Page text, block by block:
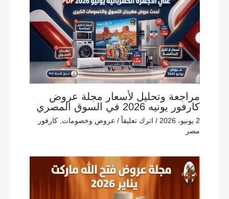
مراجعة وتحليل لأسعار مجلة عروض
كارفور يونيه 2026 في السوق المصري
2 يونيو، 2026 / اترك تعليقاً / عروض وخصومات ,كارفور
مصر